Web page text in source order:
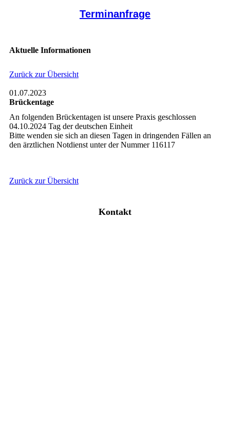
Terminanfrage
Aktuelle Informationen
Zurück zur Übersicht
01.07.2023
Brückentage
An folgenden Brückentagen ist unsere Praxis geschlossen
04.10.2024 Tag der deutschen Einheit
Bitte wenden sie sich an diesen Tagen in dringenden Fällen an
den ärztlichen Notdienst unter der Nummer 116117
Zurück zur Übersicht
Kontakt